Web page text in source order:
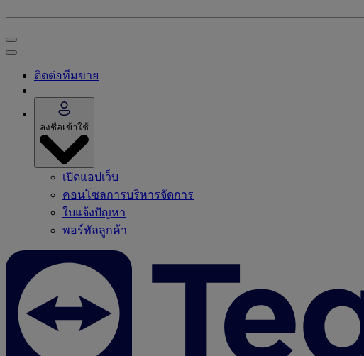
ติดต่อทีมขาย
ลงชื่อเข้าใช้
เปิดแอปเว็บ
คอนโซลการบริหารจัดการ
ใบแจ้งปัญหา
พอร์ทัลลูกค้า